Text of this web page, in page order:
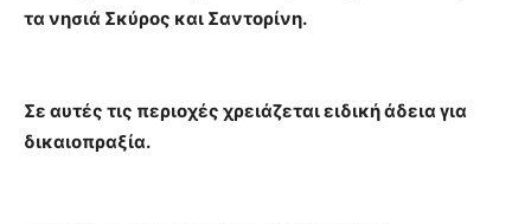
τα νησιά Σκύρος και Σαντορίνη.
Σε αυτές τις περιοχές χρειάζεται ειδική άδεια για
δικαιοπραξία.